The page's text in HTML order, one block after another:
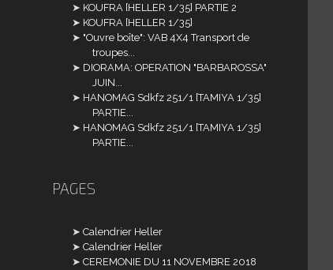
KOUFRA [HELLER 1/35] PARTIE 2
KOUFRA [HELLER 1/35]
"Ouvre boîte": VAB 4X4 Transport de
troupes...
DIORAMA: OPERATION "BARBAROSSA"
JUIN...
HANOMAG Sdkfz 251/1 [TAMIYA 1/35]
PARTIE...
HANOMAG Sdkfz 251/1 [TAMIYA 1/35]
PARTIE...
PAGES
Calendrier Heller
Calendrier Heller
CEREMONIE DU 11 NOVEMBRE 2018